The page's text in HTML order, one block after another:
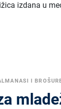
izdana u
I